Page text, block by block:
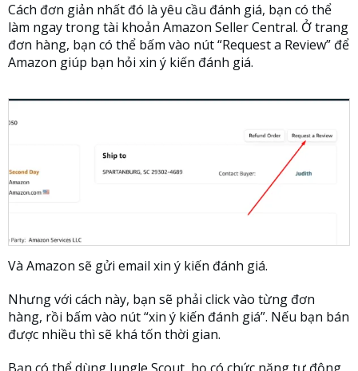
Cách đơn giản nhất đó là yêu cầu đánh giá, bạn có thể
làm ngay trong tài khoản Amazon Seller Central. Ở trang
đơn hàng, bạn có thể bấm vào nút “Request a Review” để
Amazon giúp bạn hỏi xin ý kiến đánh giá.
Và Amazon sẽ gửi email xin ý kiến đánh giá.
Nhưng với cách này, bạn sẽ phải click vào từng đơn
hàng, rồi bấm vào nút “xin ý kiến đánh giá”. Nếu bạn bán
được nhiều thì sẽ khá tốn thời gian.